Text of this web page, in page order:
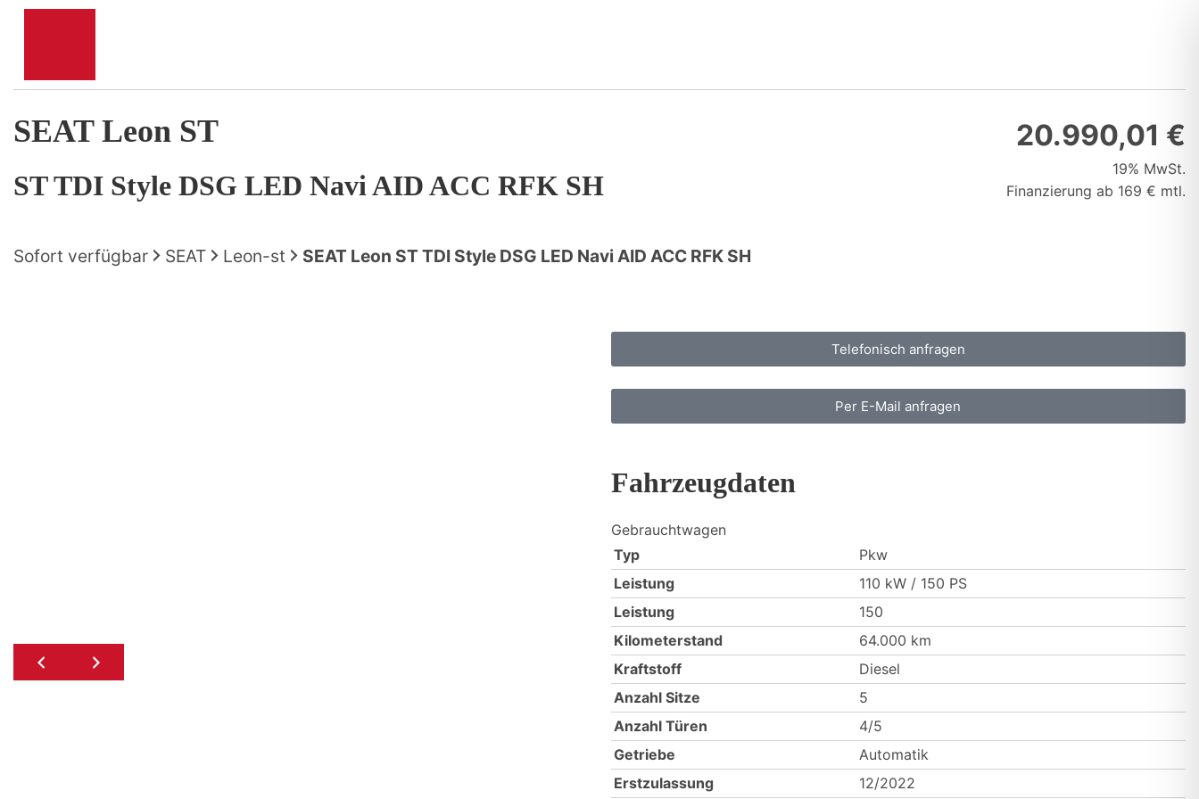
SEAT Leon ST
ST TDI Style DSG LED Navi AID ACC RFK SH
20.990,01 €
19% MwSt.
Finanzierung ab 169 € mtl.
Sofort verfügbar SEAT Leon-st SEAT Leon ST TDI Style DSG LED Navi AID ACC RFK SH
Telefonisch anfragen
Per E-Mail anfragen
Fahrzeugdaten
Gebrauchtwagen
Typ
Pkw
Leistung
110 kW / 150 PS
Leistung
150
Kilometerstand
64.000 km
Kraftstoff
Diesel
Anzahl Sitze
5
Anzahl Türen
4/5
Getriebe
Automatik
Erstzulassung
12/2022